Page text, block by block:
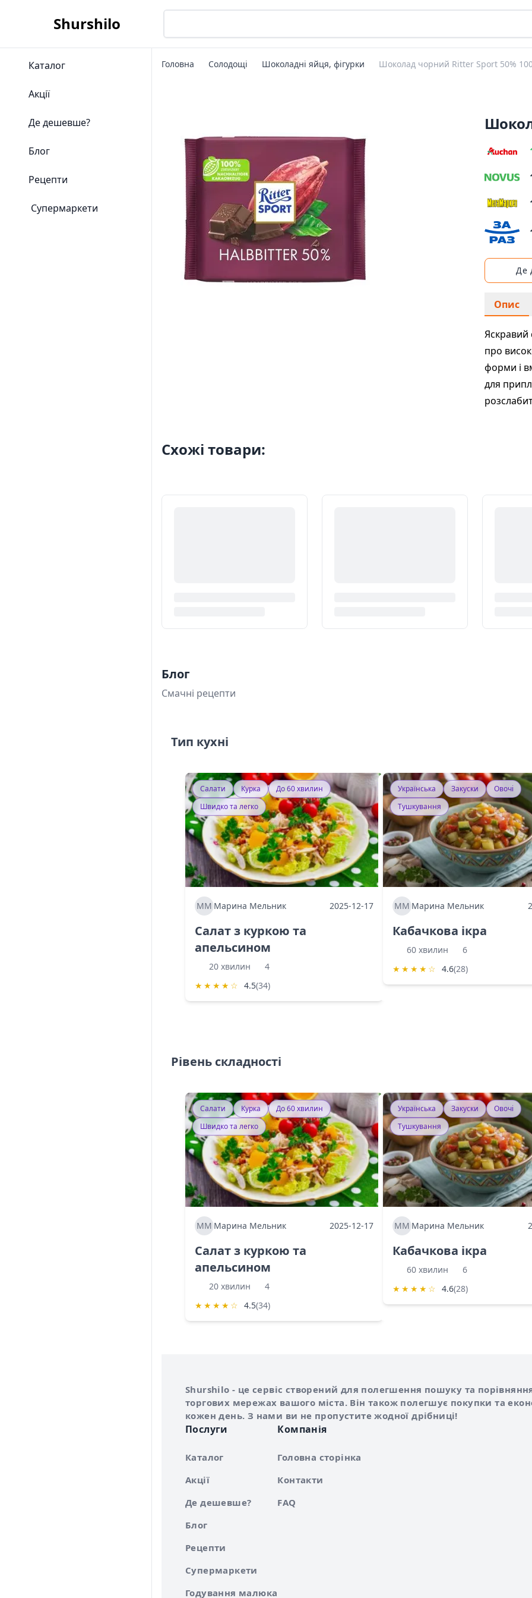
Shurshilo
Каталог
Акції
Де дешевше?
Блог
Рецепти
Супермаркети
Головна Солодощі Шоколадні яйця, фігурки Шоколад чорний Ritter Sport 50%
Де
Опис
Яскравий
про
форми і
для
Схожі товари:
Блог
Смачні рецепти
Тип кухні
Салати Курка
До 60 хвилин
Швидко та легко
ММ Марина Мельник 2025-12-17
Салат з куркою та
апельсином
20 хвилин
4
★ ★ ★ ★ ☆ 4.5(34)
Українська Закуски
Овочі
Тушкування
ММ Марина Мельник
Кабачкова ікра
60 хвилин
6
★ ★ ★ ★ ☆ 4.6(28)
Рівень складності
Салати Курка
До 60 хвилин
Швидко та легко
ММ Марина Мельник 2025-12-17
Салат з куркою та
апельсином
20 хвилин
4
★ ★ ★ ★ ☆ 4.5(34)
Українська Закуски
Овочі
Тушкування
ММ Марина Мельник
Кабачкова ікра
60 хвилин
6
★ ★ ★ ★ ☆ 4.6(28)
Про сервіс Shurshilo
Shurshilo - це сервіс створений для полегшення пошуку та
торгових мережах вашого міста. Він також полегшує покупки та
кожен день. З нами ви не пропустите жодної дрібниці!
Послуги
Каталог
Акції
Де дешевше?
Блог
Рецепти
Супермаркети
Годування малюка
Компанія
Головна сторінка
Контакти
FAQ